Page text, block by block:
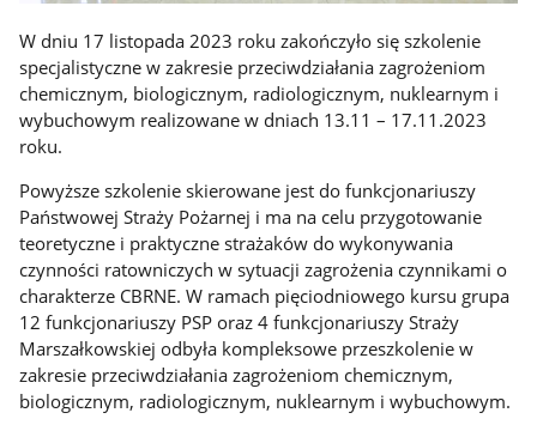
W dniu 17 listopada 2023 roku zakończyło się szkolenie
specjalistyczne w zakresie przeciwdziałania zagrożeniom
chemicznym, biologicznym, radiologicznym, nuklearnym i
wybuchowym realizowane w dniach 13.11 – 17.11.2023
roku.
Powyższe szkolenie skierowane jest do funkcjonariuszy
Państwowej Straży Pożarnej i ma na celu przygotowanie
teoretyczne i praktyczne strażaków do wykonywania
czynności ratowniczych w sytuacji zagrożenia czynnikami o
charakterze CBRNE. W ramach pięciodniowego kursu grupa
12 funkcjonariuszy PSP oraz 4 funkcjonariuszy Straży
Marszałkowskiej odbyła kompleksowe przeszkolenie w
zakresie przeciwdziałania zagrożeniom chemicznym,
biologicznym, radiologicznym, nuklearnym i wybuchowym.